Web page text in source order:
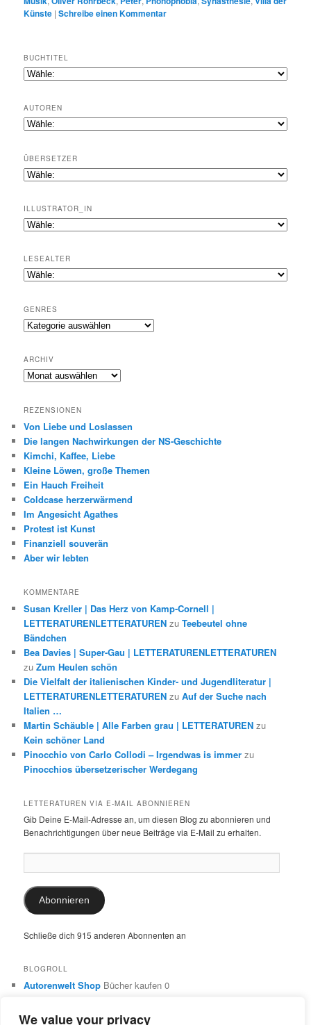
We value your privacy
Künste |Schreibe einen Kommentar
BUCHTITEL
AUTOREN
ÜBERSETZER
ILLUSTRATOR_IN
LESEALTER
GENRES
Genres
ARCHIV
Archiv
REZENSIONEN
Von Liebe und Loslassen
Die langen Nachwirkungen der NS-Geschichte
Kimchi, Kaffee, Liebe
Kleine Löwen, große Themen
Ein Hauch Freiheit
Coldcase herzerwärmend
Im Angesicht Agathes
Protest ist Kunst
Finanziell souverän
Aber wir lebten
KOMMENTARE
Susan Kreller | Das Herz von Kamp-Cornell |
LETTERATURENLETTERATUREN zuTeebeutel ohne
Bändchen
Bea Davies | Super-Gau | LETTERATURENLETTERATUREN
zuZum Heulen schön
Die Vielfalt der italienischen Kinder- und Jugendliteratur |
LETTERATURENLETTERATUREN zuAuf der Suche nach
Italien …
Martin Schäuble | Alle Farben grau | LETTERATUREN zu
Kein schöner Land
Pinocchio von Carlo Collodi – Irgendwas is immer zu
Pinocchios übersetzerischer Werdegang
LETTERATUREN VIA E-MAIL ABONNIEREN
Gib Deine E-Mail-Adresse an, um diesen Blog zu abonnieren und
Benachrichtigungen über neue Beiträge via E-Mail zu erhalten.
Mail-
Adresse:
Abonnieren
Schließe dich 915 anderen Abonnenten an
BLOGROLL
Autorenwelt Shop Bücher kaufen 0
0